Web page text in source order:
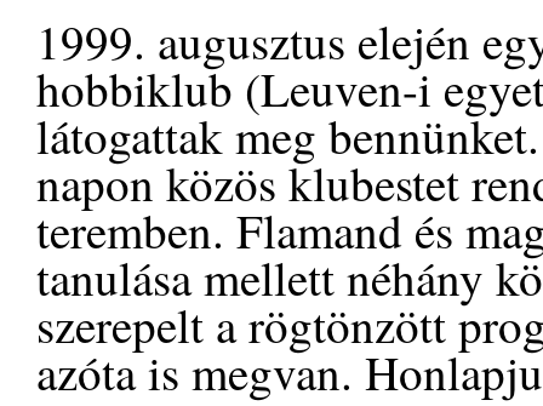
1999. augusztus elején
hobbiklub (Leuven-i
látogattak meg
napon közös klubestet
teremben. Flamand és
tanulása mellett néhány
szerepelt a rögtönzött
azóta is megvan.